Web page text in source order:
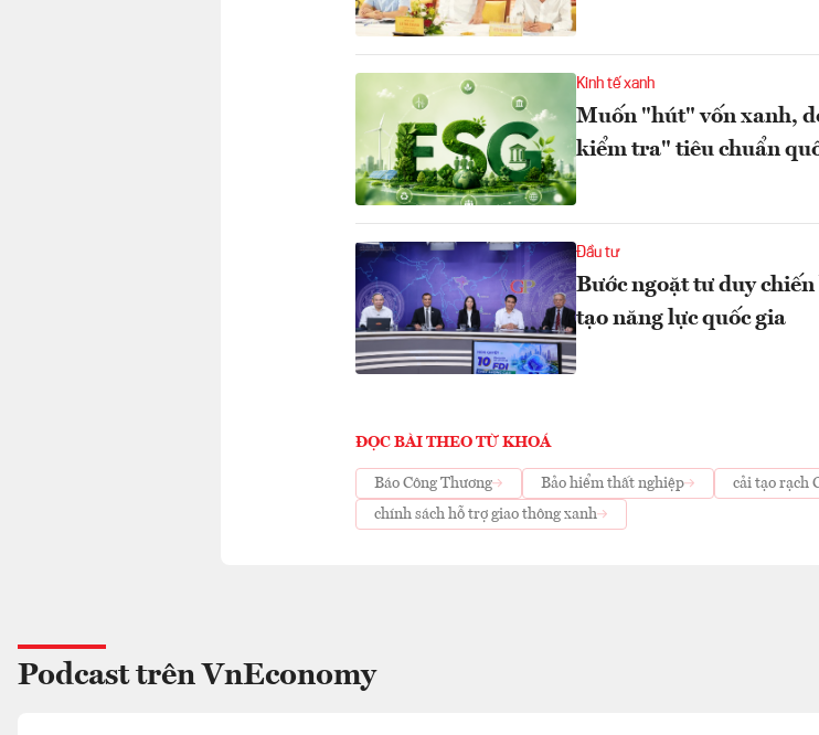
Kinh tế xanh
Muốn "hút" vốn xanh,
kiểm tra" tiêu chuẩn
Đầu tư
Bước ngoặt tư duy
tạo năng lực quốc gia
ĐỌC BÀI THEO TỪ KHOÁ
Báo Công Thương Bảo hiểm thất nghiệp cải tạo rạch
chính sách hỗ trợ giao thông xanh
Podcast trên VnEconomy